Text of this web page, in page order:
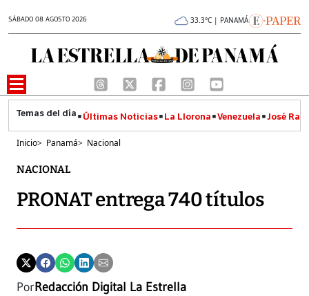
SÁBADO 08 AGOSTO 2026 33.3°C | PANAMÁ
Últimas Noticias La Llorona Venezuela José
Inicio> Panamá> Nacional
NACIONAL
PRONAT entrega 740 títulos
PorRedacción Digital La Estrella